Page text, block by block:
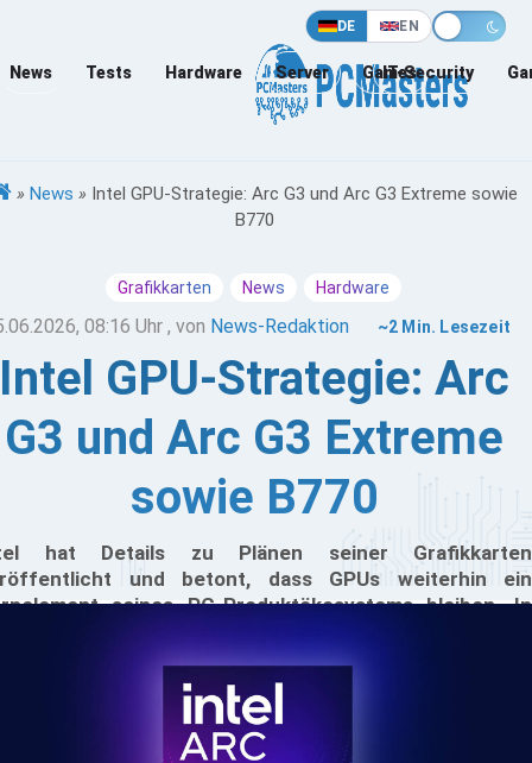
DE EN
News Tests Hardware Server Games
IT-Security
» News » Intel GPU-Strategie: Arc G3 und Arc G3 Extreme sowie
B770
Grafikkarten News Hardware
08:16 Uhr , von News-Redaktion ~2 Min. Lesezeit
Intel GPU-Strategie: Arc
G3 und Arc G3 Extreme
sowie B770
hat Details zu Plänen seiner Grafikkarten
und betont, dass GPUs weiterhin ein
seines PC-Produktökosystems bleiben. In
dass es seinen derzeitigen Kurs beibehält,
durch die aktive Zusammenarbeit mit
und der Gaming-Community.